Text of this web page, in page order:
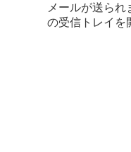
メールが送ら
の受信トレイを